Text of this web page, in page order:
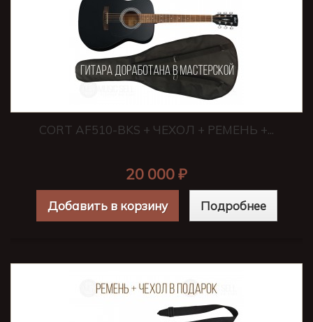
CORT AF510-BKS + ЧЕХОЛ + РЕМЕНЬ +...
20 000 ₽
Добавить в корзину Подробнее